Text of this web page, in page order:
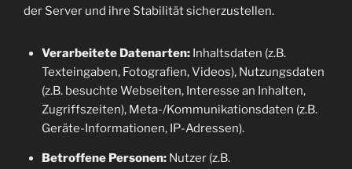
der Server und ihre Stabilität sicherzustellen.
Verarbeitete Datenarten:Inhaltsdaten (z.B.
Texteingaben, Fotografien, Videos), Nutzungsdaten
(z.B. besuchte Webseiten, Interesse an Inhalten,
Zugriffszeiten), Meta-/Kommunikationsdaten (z.B.
Geräte-Informationen, IP-Adressen).
Betroffene Personen:Nutzer (z.B.